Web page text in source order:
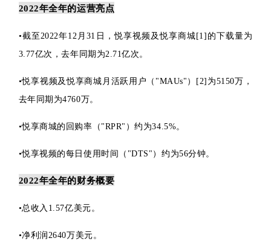
2022年全年的运营亮点
•截至2022年12 月31日，悦享视频及悦享商城[1]的下载量为
3.77亿次，去年同期为2.71亿次。
•悦享视频及悦享商城月活跃用户（"MAUs"）[2]为5150万，
去年同期为4760万。
•悦享商城的回购率（"RPR"）约为34.5%。
•悦享视频的每日使用时间（"DTS"）约为56分钟。
2022年全年的财务概要
•总收入1.57亿美元。
•净利润2640万美元。